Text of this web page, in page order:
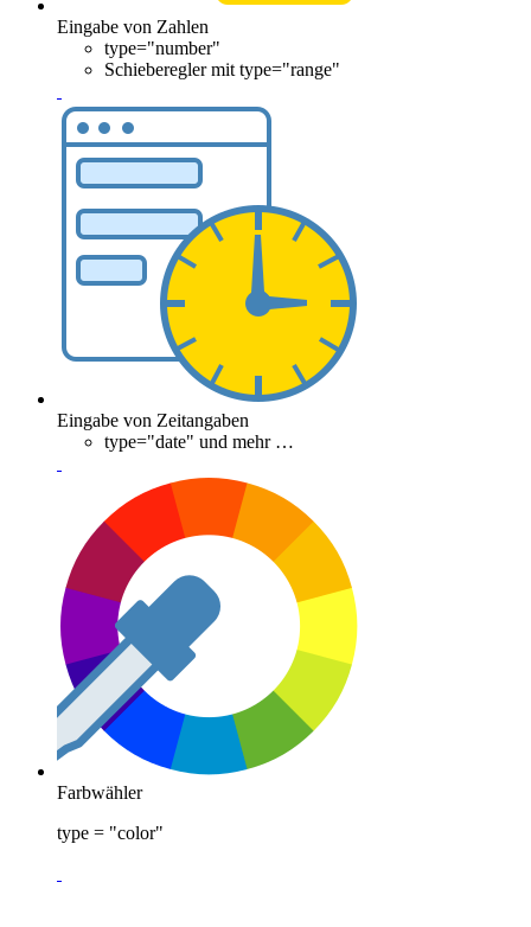
Eingabe von Zahlen
type="number"
Schieberegler mit type="range"
Eingabe von Zeitangaben
type="date" und mehr …
Farbwähler
type = "color"